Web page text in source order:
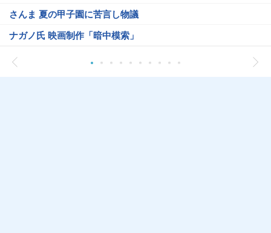
さんま 夏の甲子園に苦言し物議
ナガノ氏 映画制作「暗中模索」